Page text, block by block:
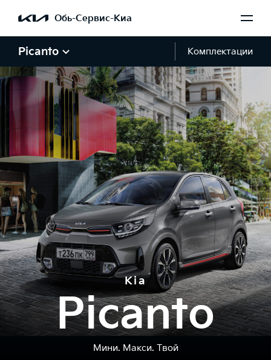
Обь-Сервис-Киа
Picanto Комплектации
Галерея Picanto
Kia
Picanto
Мини. Макси. Твой